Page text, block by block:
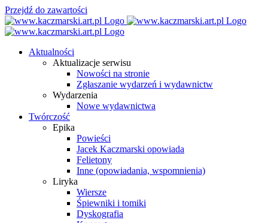
Przejdź do zawartości
Aktualności
Aktualizacje serwisu
Nowości na stronie
Zgłaszanie wydarzeń i wydawnictw
Wydarzenia
Nowe wydawnictwa
Twórczość
Epika
Powieści
Jacek Kaczmarski opowiada
Felietony
Inne (opowiadania, wspomnienia)
Liryka
Wiersze
Śpiewniki i tomiki
Dyskografia